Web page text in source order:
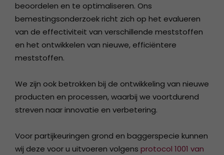
beoordelen en te optimaliseren. Ons
bemestingsonderzoek richt zich op het evalueren
van de effectiviteit van verschillende meststoffen
en het ontwikkelen van nieuwe, efficiëntere
meststoffen.
We zijn ook betrokken bij de ontwikkeling van nieuwe
producten en processen, waarbij we voortdurend
streven naar innovatie en verbetering.
Voor partijkeuringen grond en baggerspecie kunnen
wij deze voor u uitvoeren volgens protocol 1001 van